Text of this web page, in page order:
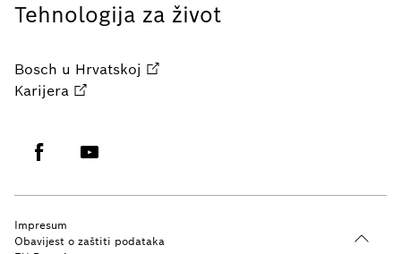
Tehnologija za život
Bosch u Hrvatskoj
Karijera
Impresum
Obavijest o zaštiti podataka